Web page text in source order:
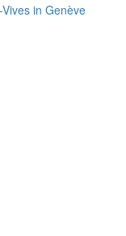
in Genève